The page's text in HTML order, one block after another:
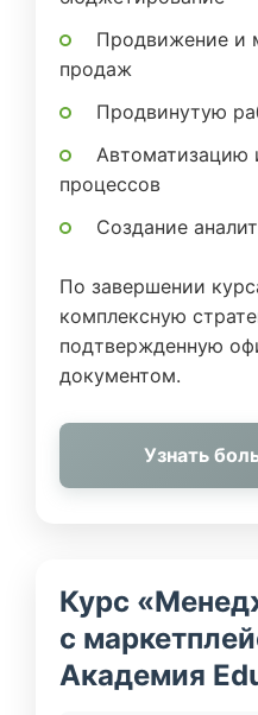
Продвижение и
продаж
Продвинутую
Автоматизацию
процессов
Создание
По завершении
комплексную
подтвержденную
документом.
Узнать
Курс
с
Академия